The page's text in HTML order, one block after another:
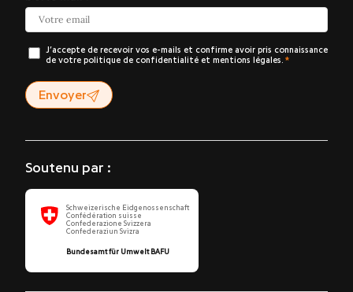
J’accepte de recevoir vos e-mails et confirme avoir pris connaissance
de votre politique de confidentialité et mentions légales.
Envoyer
Soutenu par :
Schweizerische Eidgenossenschaft
Confédération suisse
Confederazione Svizzera
Confederaziun Svizra
Bundesamt für Umwelt BAFU